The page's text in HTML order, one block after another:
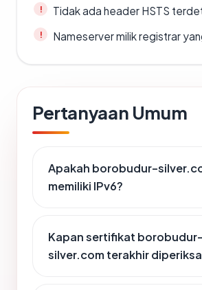
Tidak ada header HSTS
Nameserver milik registrar
Pertanyaan Umum
Apakah borobudur-
memiliki IPv6?
Kapan sertifikat borobudur-
silver.com terakhir